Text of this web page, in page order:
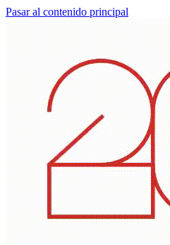
Pasar al contenido principal